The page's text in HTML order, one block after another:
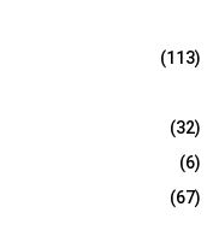
(113)
(32)
(6)
(67)